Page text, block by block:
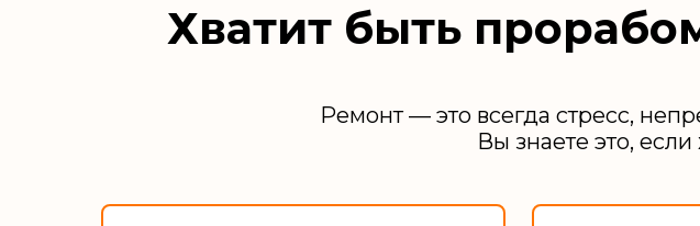
Хватит быть
Ремонт — это всегда стресс,
Вы знаете это,